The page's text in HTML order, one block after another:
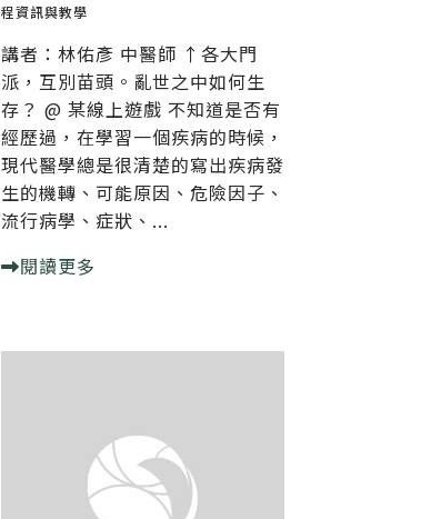
程資訊與教學
講者：林佑彥 中醫師 ↑各大門
派，互別苗頭。亂世之中如何生
存？ @ 某線上遊戲 不知道是否有
經歷過，在學習一個疾病的時候，
現代醫學總是很清楚的寫出疾病發
生的機轉、可能原因、危險因子、
流行病學、症狀、...
閱讀更多